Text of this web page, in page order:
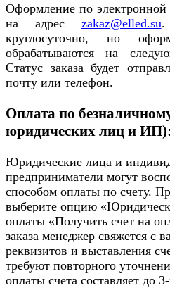
Оформление по электронной
на адрес zakaz@elled.su.
круглосуточно, но
обрабатываются на
Статус заказа будет
почту или телефон.
Оплата по
юридических лиц и ИП):
Юридические лица и
предприниматели могут
способом оплаты по счету.
выберите опцию
оплаты «Получить счет на
заказа менеджер свяжется с
реквизитов и выставления
требуют повторного
оплаты счета составляет до